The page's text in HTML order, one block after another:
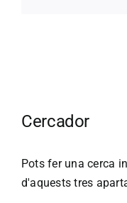
Cercador
Pots fer una cerca
d'aquests tres